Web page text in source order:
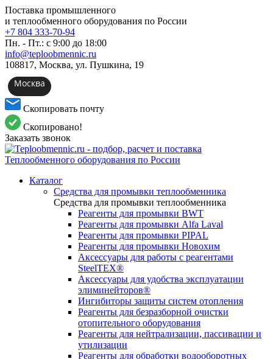
Поставка промышленного
и теплообменного оборудования по России
+7 804 333-70-94
Пн. - Пт.: с 9:00 до 18:00
info@teploobmennic.ru
108817, Москва, ул. Пушкина, 19
Москва
Скопировать почту
Скопировано!
Заказать звонок
Каталог
Средства для промывки теплообменника
Средства для промывки теплообменника
Реагенты для промывки BWT
Реагенты для промывки Alfa Laval
Реагенты для промывки PIPAL
Реагенты для промывки Новохим
Аксессуары для работы с реагентами
SteelTEX®
Аксессуары для удобства эксплуатации
элиминейторов®
Ингибиторы защиты систем отопления
Реагенты для безразборной очистки
отопительного оборудования
Реагенты для нейтрализации, пассивации и
утилизации
Реагенты для обработки водооборотных